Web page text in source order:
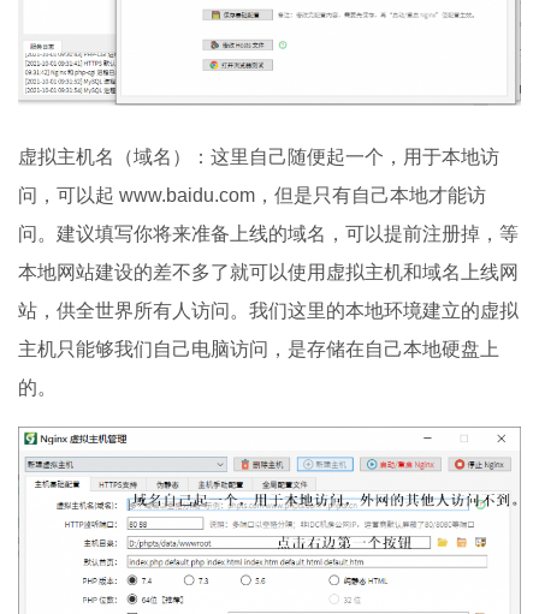
虚拟主机名（域名）：这里自己随便起一个，用于本地访
问，可以起 www.baidu.com，但是只有自己本地才能访
问。建议填写你将来准备上线的域名，可以提前注册掉，等
本地网站建设的差不多了就可以使用虚拟主机和域名上线网
站，供全世界所有人访问。我们这里的本地环境建立的虚拟
主机只能够我们自己电脑访问，是存储在自己本地硬盘上
的。